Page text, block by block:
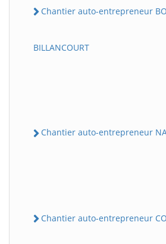
Chantier auto-entrepreneur
BILLANCOURT
Chantier auto-entrepreneur
Chantier auto-entrepreneur